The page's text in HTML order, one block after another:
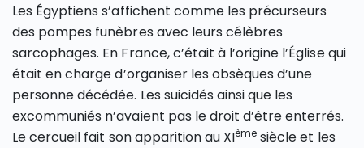
Les Égyptiens s’affichent comme les précurseurs
des pompes funèbres avec leurs célèbres
sarcophages. En France, c’était à l’origine l’Église qui
était en charge d’organiser les obsèques d’une
personne décédée. Les suicidés ainsi que les
excommuniés n’avaient pas le droit d’être enterrés.
Le cercueil fait son apparition au XIème siècle et les